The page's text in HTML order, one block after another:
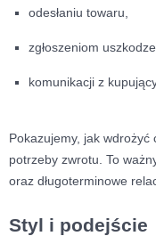
odesłaniu towaru,
zgłoszeniom
komunikacji z
Pokazujemy, jak wdrożyć
potrzeby zwrotu. To
oraz długoterminowe
Styl i podejście